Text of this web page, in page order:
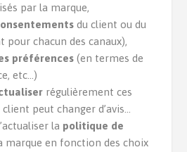
par la marque,
du client ou du
pour chacun des canaux),
préférences (en termes de
etc…)
régulièrement ces
peut changer d’avis…
la politique de
marque en fonction des choix